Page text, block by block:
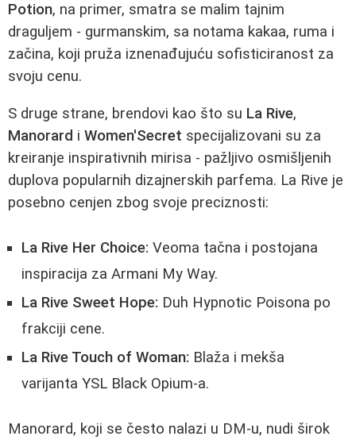
Potion, na primer, smatra se malim tajnim
draguljem - gurmanskim, sa notama kakaa, ruma i
začina, koji pruža iznenađujuću sofisticiranost za
svoju cenu.
S druge strane, brendovi kao što su La Rive,
Manorard i Women'Secret specijalizovani su za
kreiranje inspirativnih mirisa - pažljivo osmišljenih
duplova popularnih dizajnerskih parfema. La Rive je
posebno cenjen zbog svoje preciznosti:
La Rive Her Choice: Veoma tačna i postojana
inspiracija za Armani My Way.
La Rive Sweet Hope: Duh Hypnotic Poisona po
frakciji cene.
La Rive Touch of Woman: Blaža i mekša
varijanta YSL Black Opium-a.
Manorard, koji se često nalazi u DM-u, nudi širok